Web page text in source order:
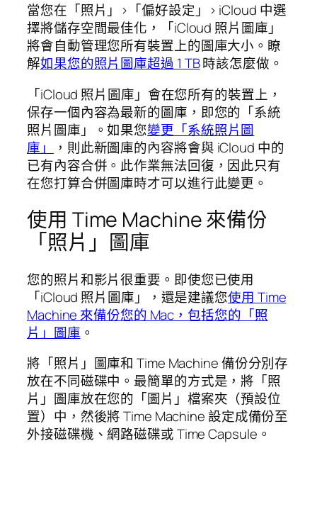
當您在「照片」>「偏好設定」> iCloud 中選
擇將儲存空間最佳化，「iCloud 照片圖庫」
將會自動管理您所有裝置上的圖庫大小。瞭
解如果您的照片圖庫超過 1 TB時該怎麼做。
「iCloud 照片圖庫」會在您所有的裝置上，
保存一個內容為最新的圖庫，即您的「系統
照片圖庫」。如果您變更「系統照片圖
庫」
，則此新圖庫的內容將會與 iCloud 中的
已有內容合併。此作業無法回復，因此只有
在您打算合併圖庫時才可以進行此變更。
使用 Time Machine 來備份
「照片」圖庫
您的照片和影片很重要。即使您已使用
「iCloud 照片圖庫」，還是建議您使用 Time
Machine 來備份您的 Mac，包括您的「照
片」圖庫 。
將「照片」圖庫和 Time Machine 備份分別存
放在不同磁碟中。最簡單的方式是，將「照
片」圖庫放在您的「圖片」檔案夾（預設位
置）中，然後將 Time Machine 設定成備份至
外接磁碟機、網路磁碟或 Time Capsule。